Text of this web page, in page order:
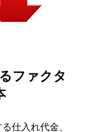
ファクタ
仕入れ代金、